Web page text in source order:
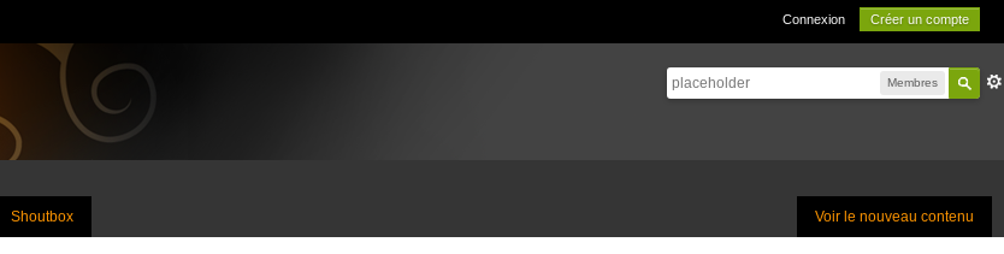
Connexion Créer un compte
Membres
Voir le nouveau contenu
Shoutbox